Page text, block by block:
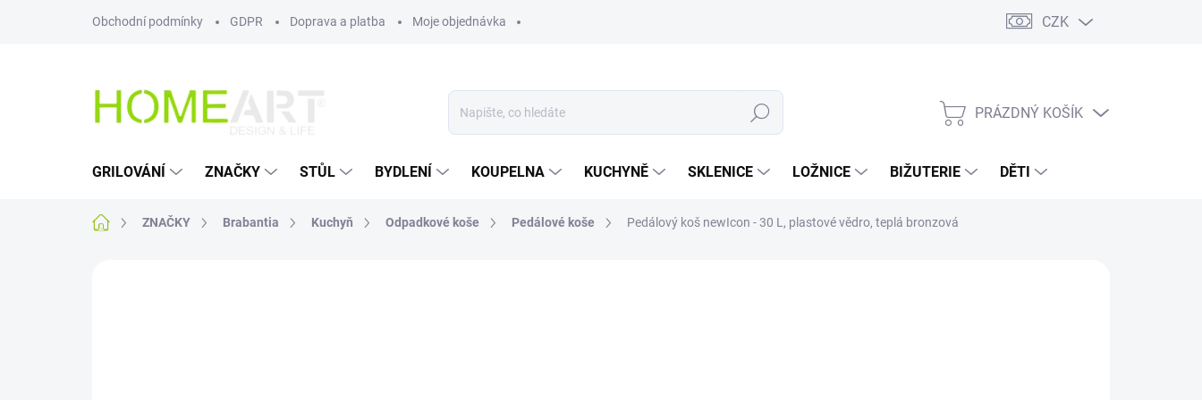
Obchodní podmínky GDPR Doprava a platba Moje objednávka CZK
Hledat
NÁKUPNÍ
PRÁZDNÝ KOŠÍK
GRILOVÁNÍ ZNAČKY STŮL BYDLENÍ KOUPELNA KUCHYNĚ SKLENICE LOŽNICE BIŽUTERIE DĚTI
Domů ZNAČKY Brabantia Kuchyň Odpadkové koše Pedálové koše Pedálový koš newIcon - 30 L, plastové vědro, teplá bronzová